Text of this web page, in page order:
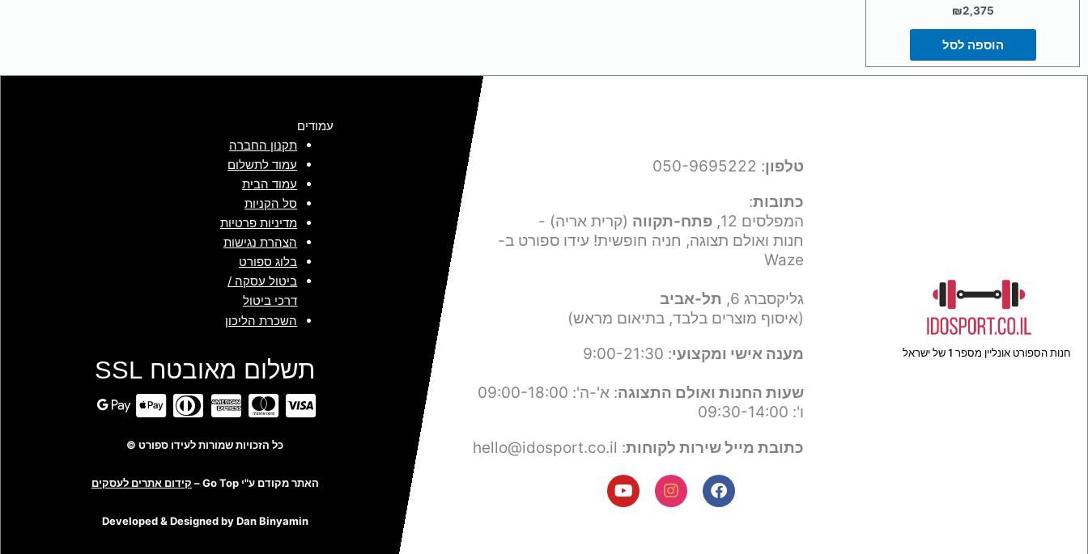
₪2,375
הוספה לסל
חנות הספורט אונליין מספר 1 של ישראל
טלפון: 050-9695222
כתובות:
המפלסים 12,
פתח-תקווה (קרית אריה) -
חנות ואולם תצוגה, חניה חופשית! עידו ספורט ב-
Waze
גליקסברג 6,
תל-אביב
(איסוף מוצרים בלבד, בתיאום מראש)
מענה אישי ומקצועי: 9:00-21:30
שעות החנות ואולם התצוגה: א'-ה': 09:00-18:00
ו': 09:30-14:00
כתובת מייל שירות לקוחות: hello@idosport.co.il
F
a
I
n
Y
o
עמודים
תקנון החברה
עמוד לתשלום
עמוד הבית
סל הקניות
מדיניות פרטיות
הצהרת נגישות
בלוג ספורט
ביטול עסקה /
דרכי ביטול
השכרת הליכון
תשלום מאובטח SSL
כל הזכויות שמורות לעידו ספורט ©
האתר מקודם ע"י Go Top – קידום אתרים לעסקים
Developed & Designed by Dan Binyamin